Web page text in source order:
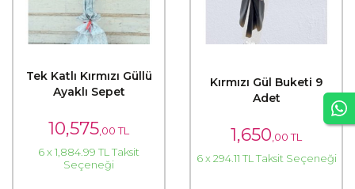
Tek Katlı Kırmızı Güllü
Ayaklı Sepet
10,575 ,00 TL
6 x 1,884.99 TL Taksit
Seçeneği
Kırmızı Gül Buketi 9
Adet
1,650 ,00 TL
6 x 294.11 TL Taksit Seçeneği